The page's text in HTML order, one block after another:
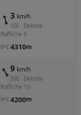
3 km/h
SSE · Debole
Raffiche 9
0°C 4310m
9 km/h
SSE · Debole
Raffiche 15
0°C 4200m